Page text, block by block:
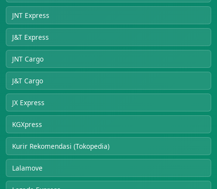
JNT Express
J&T Express
JNT Cargo
J&T Cargo
JX Express
KGXpress
Kurir Rekomendasi (Tokopedia)
Lalamove